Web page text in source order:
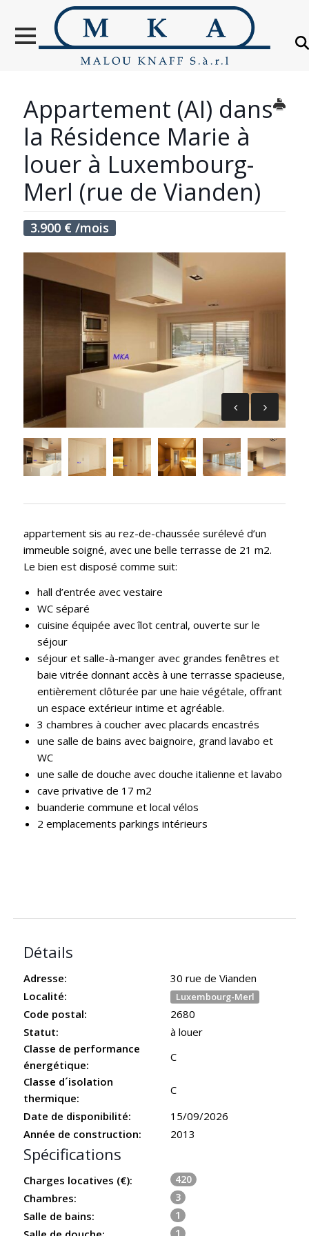
VENTES
LOCATION
CONSTRUCTIONS
OBJETS VENDUS
ÉTRANGER
ÉVALUATION IMMOBILIÈRE
CONTACT
Appartement (AI) dans
la Résidence Marie à
louer à Luxembourg-
Merl (rue de Vianden)
3.900€ /mois
appartement sis au rez-de-chaussée surélevé d’un
immeuble soigné, avec une belle terrasse de 21 m2.
Le bien est disposé comme suit:
hall d’entrée avec vestaire
WC séparé
cuisine équipée avec îlot central, ouverte sur le
séjour
séjour et salle-à-manger avec grandes fenêtres et
baie vitrée donnant accès à une terrasse spacieuse,
entièrement clôturée par une haie végétale, offrant
un espace extérieur intime et agréable.
3 chambres à coucher avec placards encastrés
une salle de bains avec baignoire, grand lavabo et
WC
une salle de douche avec douche italienne et lavabo
cave privative de 17 m2
buanderie commune et local vélos
2 emplacements parkings intérieurs
Détails
Adresse:
30 rue de Vianden
Localité:
Luxembourg-Merl
Code postal:
2680
Statut:
à louer
Classe de performance
énergétique:
C
Classe d´isolation
thermique:
C
Date de disponibilité:
15/09/2026
Année de construction:
2013
Spécifications
Charges locatives (€): 420
Chambres: 3
Salle de bains: 1
1